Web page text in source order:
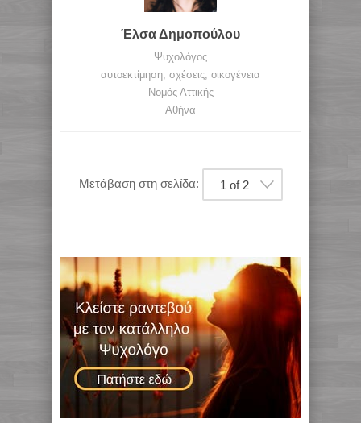
Έλσα Δημοπούλου
Ψυχολόγος
αυτοεκτίμηση, σχέσεις, οικογένεια
Νομός Αττικής
Αθήνα
Μετάβαση στη σελίδα: 1 of 2